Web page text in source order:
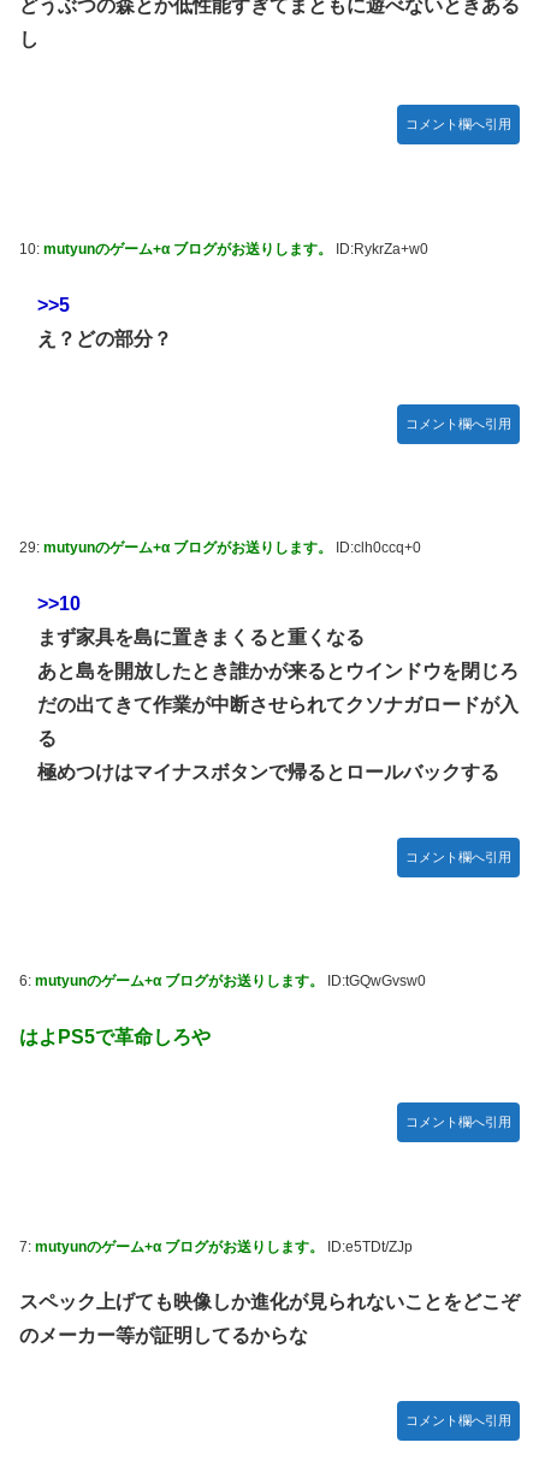
どうぶつの森とか低性能すぎてまともに遊べないときある
し
コメント欄へ引用
10: mutyunのゲーム+α ブログがお送りします。 ID:RykrZa+w0
>>5
え？どの部分？
コメント欄へ引用
29: mutyunのゲーム+α ブログがお送りします。 ID:clh0ccq+0
>>10
まず家具を島に置きまくると重くなる
あと島を開放したとき誰かが来るとウインドウを閉じろ
だの出てきて作業が中断させられてクソナガロードが入
る
極めつけはマイナスボタンで帰るとロールバックする
コメント欄へ引用
6: mutyunのゲーム+α ブログがお送りします。 ID:tGQwGvsw0
はよPS5で革命しろや
コメント欄へ引用
7: mutyunのゲーム+α ブログがお送りします。 ID:e5TDt/ZJp
スペック上げても映像しか進化が見られないことをどこぞ
のメーカー等が証明してるからな
コメント欄へ引用